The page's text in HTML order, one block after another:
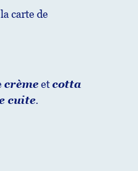
carte de
crèmeetcotta
cuite.